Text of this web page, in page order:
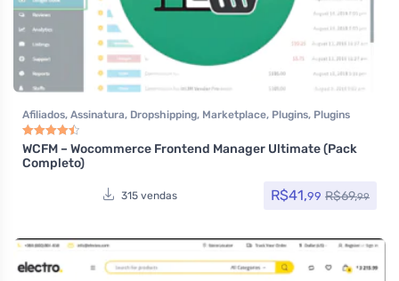
Afiliados, Assinatura, Dropshipping, Marketplace, Plugins, Plugins
Wocoomerce
Avaliação4.50
WCFM – Wocommerce Frontend Manager Ultimate (Pack
Completo)
315 vendas R$41,99 R$69,99